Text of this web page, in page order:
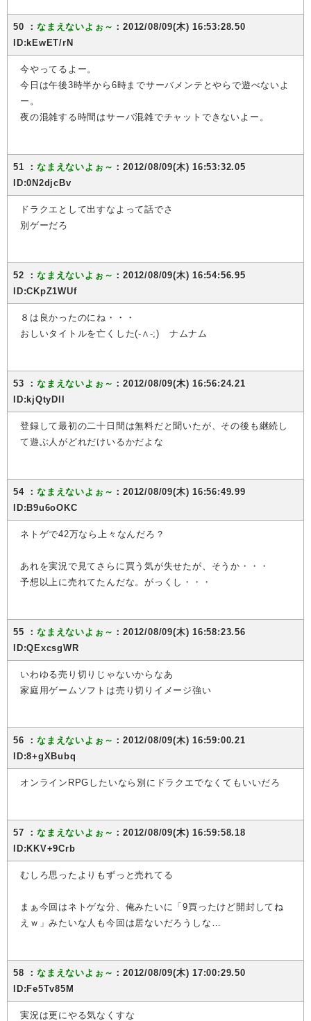
50 ：なまえないよぉ～ ：2012/08/09(木) 16:53:28.50
ID:kEwET/rN
今やってるよー。
今日は午後3時半から6時までサーバメンテとやらで遊べないよ
ー。
夜の混雑する時間はサーバ混雑でチャットできないよー。
51 ：なまえないよぉ～ ：2012/08/09(木) 16:53:32.05
ID:0N2djcBv
ドラクエとして出すなよって話でさ
別ゲーだろ
52 ：なまえないよぉ～ ：2012/08/09(木) 16:54:56.95
ID:CKpZ1WUf
８は良かったのにね・・・
おしいタイトルを亡くした(-∧-;) ナムナム
53 ：なまえないよぉ～ ：2012/08/09(木) 16:56:24.21
ID:kjQtyDll
登録して最初の二十日間は無料だと聞いたが、その後も継続し
て遊ぶ人がどれだけいるかだよな
54 ：なまえないよぉ～ ：2012/08/09(木) 16:56:49.99
ID:B9u6oOKC
ネトゲで42万なら上々なんだろ？
あれを実況で見てさらに買う気が失せたが、そうか・・・
予想以上に売れてたんだな。がっくし・・・
55 ：なまえないよぉ～ ：2012/08/09(木) 16:58:23.56
ID:QExcsgWR
いわゆる売り切りじゃないからなあ
家庭用ゲームソフトは売り切りイメージ強い
56 ：なまえないよぉ～ ：2012/08/09(木) 16:59:00.21
ID:8+gXBubq
オンラインRPGしたいなら別にドラクエでなくてもいいだろ
57 ：なまえないよぉ～ ：2012/08/09(木) 16:59:58.18
ID:KKV+9Crb
むしろ思ったよりもずっと売れてる
まぁ今回はネトゲな分、俺みたいに「9買ったけど開封してね
えｗ」みたいな人も今回は居ないだろうしな…
58 ：なまえないよぉ～ ：2012/08/09(木) 17:00:29.50
ID:Fe5Tv85M
実況は更にやる気なくすな